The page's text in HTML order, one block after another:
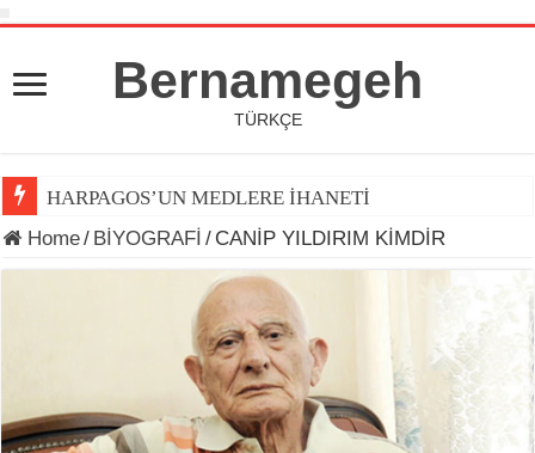
Bernamegeh
TÜRKÇE
HARPAGOS’UN MEDLERE İHANETİ
Home/ BİYOGRAFİ / CANİP YILDIRIM KİMDİR